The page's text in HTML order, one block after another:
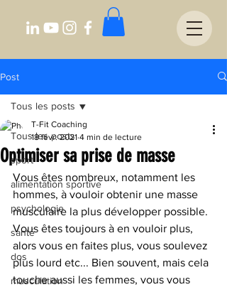
Post
Tous les posts
sport
alimentation sportive
psychologie
santé
dos
musculation
Tous les posts
Optimiser sa prise de masse
T-Fit Coaching
18 févr. 2021 4 min de lecture
Vous êtes nombreux, notamment les
hommes, à vouloir obtenir une masse
musculaire la plus développer possible.
Vous êtes toujours à en vouloir plus,
alors vous en faites plus, vous soulevez
plus lourd etc... Bien souvent, mais cela
touche aussi les femmes, vous vous